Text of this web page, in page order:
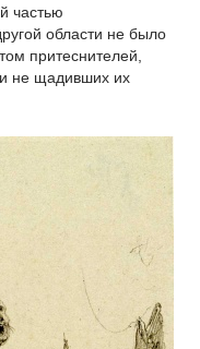
частью
области не было
притеснителей,
не щадивших их